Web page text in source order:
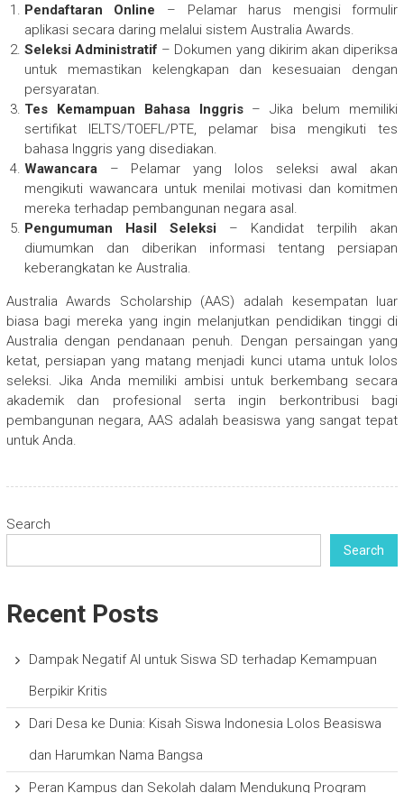
Pendaftaran Online – Pelamar harus mengisi formulir
aplikasi secara daring melalui sistem Australia Awards.
Seleksi Administratif – Dokumen yang dikirim akan diperiksa
untuk memastikan kelengkapan dan kesesuaian dengan
persyaratan.
Tes Kemampuan Bahasa Inggris– Jika belum memiliki
sertifikat IELTS/TOEFL/PTE, pelamar bisa mengikuti tes
bahasa Inggris yang disediakan.
Wawancara– Pelamar yang lolos seleksi awal akan
mengikuti wawancara untuk menilai motivasi dan komitmen
mereka terhadap pembangunan negara asal.
Pengumuman Hasil Seleksi – Kandidat terpilih akan
diumumkan dan diberikan informasi tentang persiapan
keberangkatan ke Australia.
Australia Awards Scholarship (AAS) adalah kesempatan luar
biasa bagi mereka yang ingin melanjutkan pendidikan tinggi di
Australia dengan pendanaan penuh. Dengan persaingan yang
ketat, persiapan yang matang menjadi kunci utama untuk lolos
seleksi. Jika Anda memiliki ambisi untuk berkembang secara
akademik dan profesional serta ingin berkontribusi bagi
pembangunan negara, AAS adalah beasiswa yang sangat tepat
untuk Anda.
Search
Search
Recent Posts
Dampak Negatif AI untuk Siswa SD terhadap Kemampuan
Berpikir Kritis
Dari Desa ke Dunia: Kisah Siswa Indonesia Lolos Beasiswa
dan Harumkan Nama Bangsa
Peran Kampus dan Sekolah dalam Mendukung Program